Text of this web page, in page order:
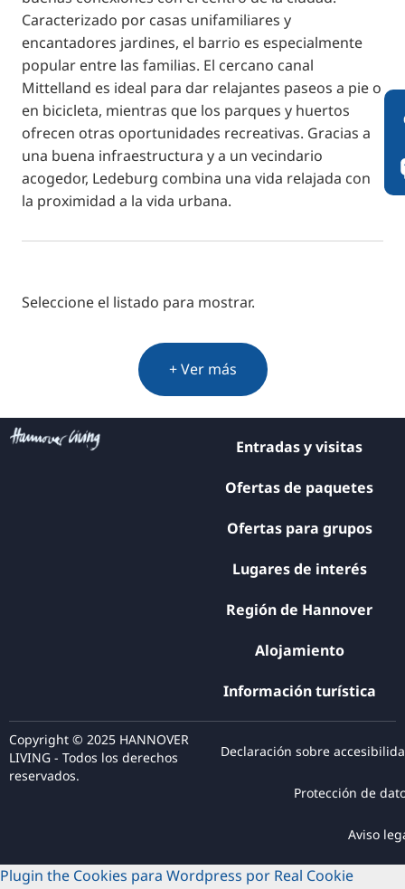
Caracterizado por casas unifamiliares y
encantadores jardines, el barrio es especialmente
popular entre las familias. El cercano canal
Mittelland es ideal para dar relajantes paseos a pie o
en bicicleta, mientras que los parques y huertos
ofrecen otras oportunidades recreativas. Gracias a
una buena infraestructura y a un vecindario
acogedor, Ledeburg combina una vida relajada con
la proximidad a la vida urbana.
Seleccione el listado para mostrar.
+ Ver más
Entradas y visitas
Ofertas de paquetes
Ofertas para grupos
Lugares de interés
Región de Hannover
Alojamiento
Información turística
Copyright © 2025 HANNOVER
LIVING - Todos los derechos
reservados.
Declaración sobre
Protección de
Aviso
Plugin the Cookies para Wordpress por Real Cookie